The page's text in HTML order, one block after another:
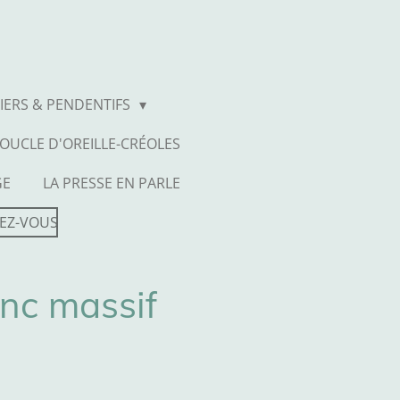
& PENDENTIFS
D'OREILLE-CRÉOLES
LA PRESSE EN PARLE
VOUS
massif